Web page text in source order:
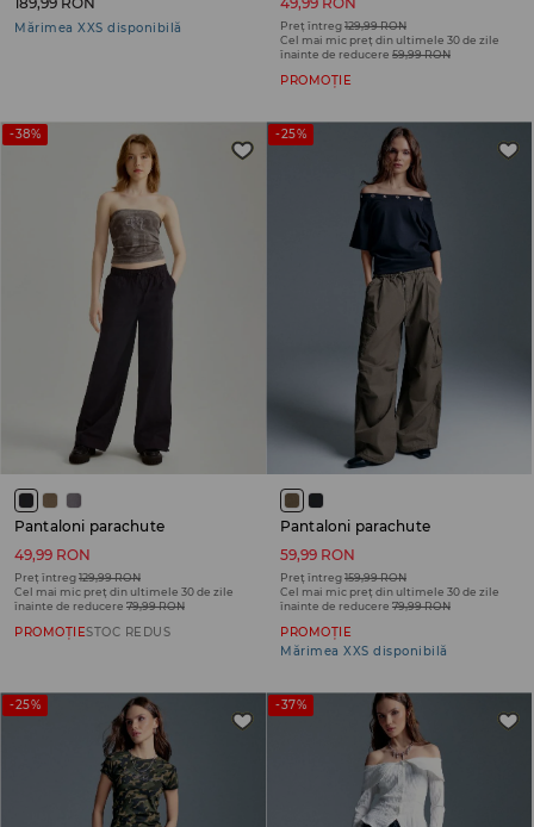
Mărimea XXS disponibilă Preț întreg129,99 RON
Cel mai mic preț din ultimele 30 de zile
înainte de reducere 59,99 RON
PROMOȚIE
-38%
Pantaloni parachute
49,99 RON
Preț întreg129,99 RON
Cel mai mic preț din ultimele 30 de zile
înainte de reducere 79,99 RON
PROMOȚIESTOC REDUS
-25%
Pantaloni parachute
59,99 RON
Preț întreg159,99 RON
Cel mai mic preț din ultimele 30 de zile
înainte de reducere 79,99 RON
PROMOȚIE
Mărimea XXS disponibilă
-25% -37%